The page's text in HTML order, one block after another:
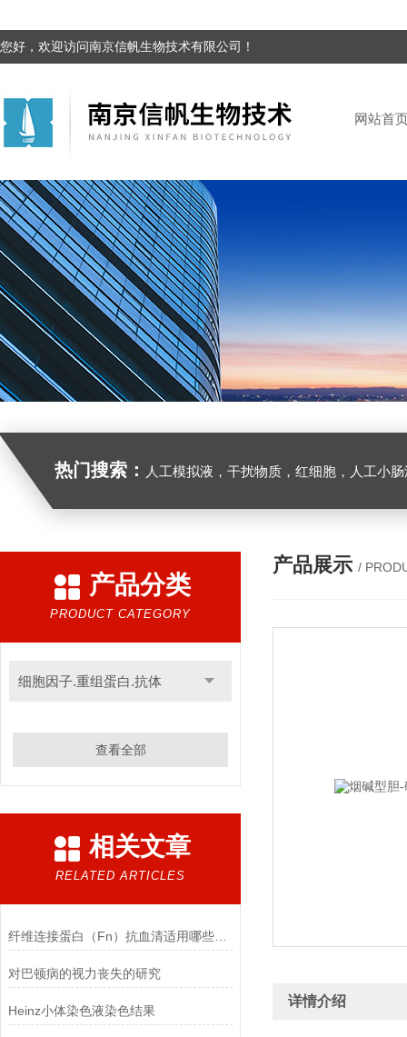
您好，欢迎访问南京信帆生物技术有限公司！
网站首
热门搜索： 人工模拟液，干扰物质，红细胞，人工小
产品分类
PRODUCT CATEGORY
细胞因子.重组蛋白.抗体
查看全部
相关文章
RELATED ARTICLES
纤维连接蛋白（Fn）抗血清适用哪些实验
对巴顿病的视力丧失的研究
Heinz小体染色液染色结果
产品展示 /
详情介绍